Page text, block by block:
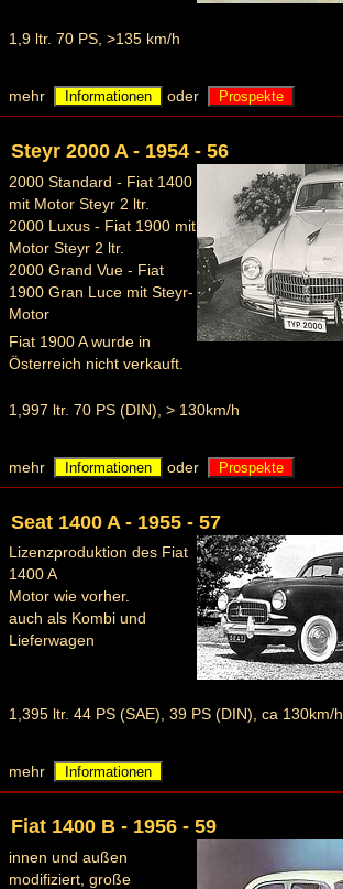
1,9 ltr. 70 PS, >135 km/h
mehr oder Prospekte
Steyr 2000 A - 1954 - 56
2000 Standard - Fiat 1400
mit Motor Steyr 2 ltr.
2000 Luxus - Fiat 1900 mit
Motor Steyr 2 ltr.
2000 Grand Vue - Fiat
1900 Gran Luce mit Steyr-
Motor
Fiat 1900 A wurde in
Österreich nicht verkauft.
1,997 ltr. 70 PS (DIN), > 130km/h
mehr oder Prospekte
Seat 1400 A - 1955 - 57
Lizenzproduktion des Fiat
1400 A
Motor wie vorher.
auch als Kombi und
Lieferwagen
1,395 ltr. 44 PS (SAE), 39 PS (DIN), ca 130km/h
mehr Informationen
Fiat 1400 B - 1956 - 59
innen und außen
modifiziert, große